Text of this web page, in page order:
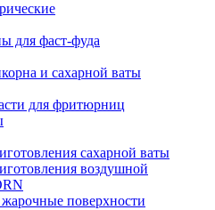
для фаст-фуда
и сахарной ваты
для фритюрниц
сахарной ваты
воздушной
поверхности